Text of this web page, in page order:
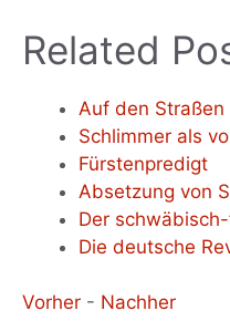
Related
Auf den Straßen
Schlimmer als
Fürstenpredigt
Absetzung von
Der
Die deutsche
Vorher - Nachher